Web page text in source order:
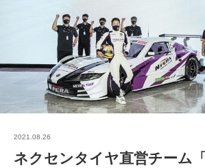
2021.08.26
ネクセンタイヤ直営チーム